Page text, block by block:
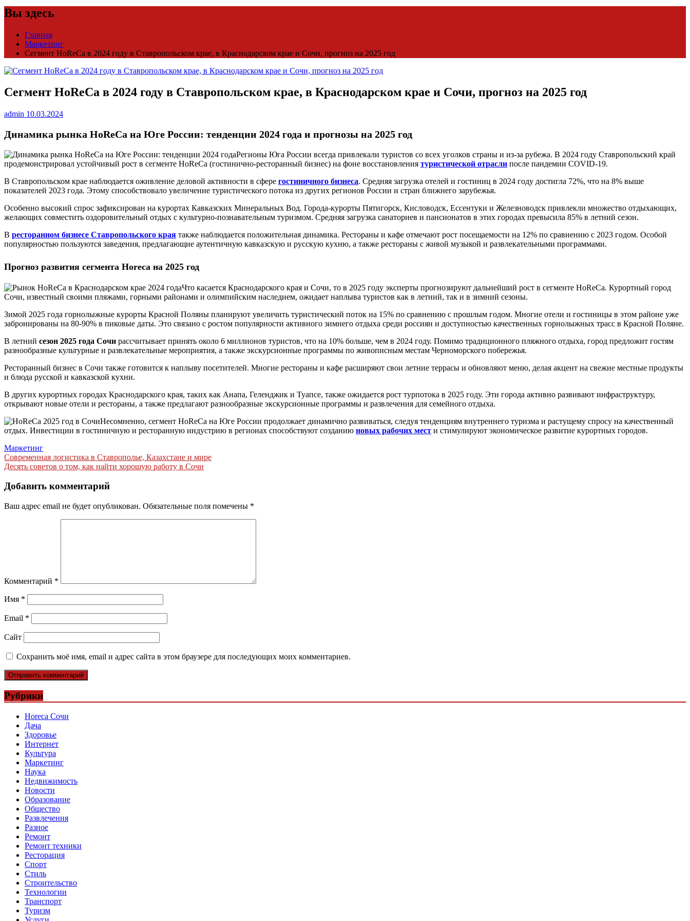
Вы здесь
Главная
Маркетинг
Сегмент HoReCa в 2024 году в Ставропольском крае, в Краснодарском крае и Сочи, прогноз на 2025 год
Сегмент HoReCa в 2024 году в Ставропольском крае, в Краснодарском крае и Сочи, прогноз на 2025 год
admin 10.03.2024
Динамика рынка HoReCa на Юге России: тенденции 2024 года и прогнозы на 2025 год
Регионы Юга России всегда привлекали туристов со всех уголков страны и из-за рубежа. В 2024 году Ставропольский край
продемонстрировал устойчивый рост в сегменте HoReCa (гостинично-ресторанный бизнес) на фоне восстановления туристической отрасли после пандемии COVID-19.
В Ставропольском крае наблюдается оживление деловой активности в сфере гостиничного бизнеса. Средняя загрузка отелей и гостиниц в 2024 году достигла 72%, что на 8% выше
показателей 2023 года. Этому способствовало увеличение туристического потока из других регионов России и стран ближнего зарубежья.
Особенно высокий спрос зафиксирован на курортах Кавказских Минеральных Вод. Города-курорты Пятигорск, Кисловодск, Ессентуки и Железноводск привлекли множество отдыхающих,
желающих совместить оздоровительный отдых с культурно-познавательным туризмом. Средняя загрузка санаториев и пансионатов в этих городах превысила 85% в летний сезон.
В ресторанном бизнесе Ставропольского края также наблюдается положительная динамика. Рестораны и кафе отмечают рост посещаемости на 12% по сравнению с 2023 годом. Особой
популярностью пользуются заведения, предлагающие аутентичную кавказскую и русскую кухню, а также рестораны с живой музыкой и развлекательными программами.
Прогноз развития сегмента Horeca на 2025 год
Что касается Краснодарского края и Сочи, то в 2025 году эксперты прогнозируют дальнейший рост в сегменте HoReCa. Курортный город
Сочи, известный своими пляжами, горными районами и олимпийским наследием, ожидает наплыва туристов как в летний, так и в зимний сезоны.
Зимой 2025 года горнолыжные курорты Красной Поляны планируют увеличить туристический поток на 15% по сравнению с прошлым годом. Многие отели и гостиницы в этом районе уже
забронированы на 80-90% в пиковые даты. Это связано с ростом популярности активного зимнего отдыха среди россиян и доступностью качественных горнолыжных трасс в Красной Поляне.
В летний сезон 2025 года Сочи рассчитывает принять около 6 миллионов туристов, что на 10% больше, чем в 2024 году. Помимо традиционного пляжного отдыха, город предложит гостям
разнообразные культурные и развлекательные мероприятия, а также экскурсионные программы по живописным местам Черноморского побережья.
Ресторанный бизнес в Сочи также готовится к наплыву посетителей. Многие рестораны и кафе расширяют свои летние террасы и обновляют меню, делая акцент на свежие местные продукты
и блюда русской и кавказской кухни.
В других курортных городах Краснодарского края, таких как Анапа, Геленджик и Туапсе, также ожидается рост турпотока в 2025 году. Эти города активно развивают инфраструктуру,
открывают новые отели и рестораны, а также предлагают разнообразные экскурсионные программы и развлечения для семейного отдыха.
Несомненно, сегмент HoReCa на Юге России продолжает динамично развиваться, следуя тенденциям внутреннего туризма и растущему спросу на качественный
отдых. Инвестиции в гостиничную и ресторанную индустрию в регионах способствуют созданию новых рабочих мест и стимулируют экономическое развитие курортных городов.
Маркетинг
Навигация
по
записям
Современная логистика в Ставрополье, Казахстане и мире
Десять советов о том, как найти хорошую работу в Сочи
Добавить комментарий
Ваш адрес email не будет опубликован. Обязательные поля помечены *
Комментарий *
Имя *
Email *
Сайт
Сохранить моё имя, email и адрес сайта в этом браузере для последующих моих комментариев.
Рубрики
Horeca Сочи
Дача
Здоровье
Интернет
Культура
Маркетинг
Наука
Недвижимость
Новости
Образование
Общество
Развлечения
Разное
Ремонт
Ремонт техники
Ресторация
Спорт
Стиль
Строительство
Технологии
Транспорт
Туризм